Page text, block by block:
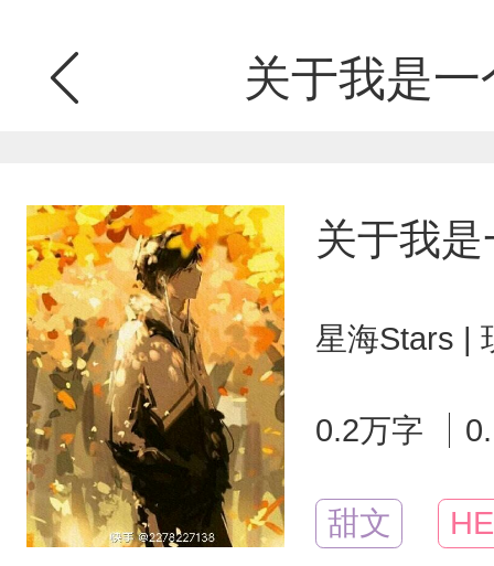
关于我是
关于我
星海Stars |
0.2万字
甜文 HE